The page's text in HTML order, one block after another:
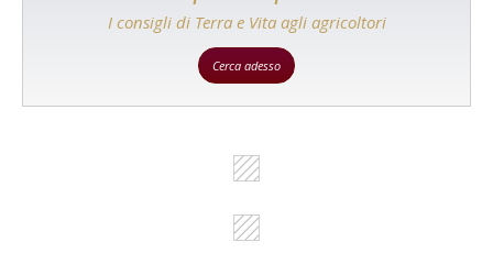
I consigli di Terra e Vita agli agricoltori
Cerca adesso